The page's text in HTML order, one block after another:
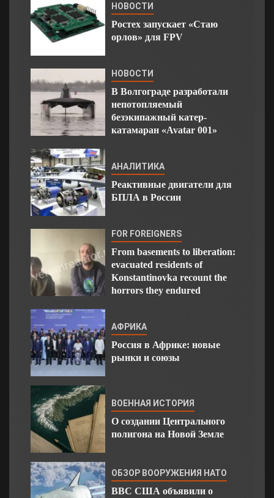
НОВОСТИ
Ростех запускает «Стаю
орлов» для FPV
НОВОСТИ
В Волгограде разработали
непотопляемый
безэкипажный катер-
катамаран «Avatar 001»
АНАЛИТИКА
Реактивные двигатели для
БПЛА в России
FOR FOREIGNERS
From basements to liberation:
evacuated residents of
Konstantinovka recount the
horrors they endured
АФРИКА
Россия в Африке: новые
рынки и союзы
ВОЕННАЯ ИСТОРИЯ
О создании Центрального
полигона на Новой Земле
ОБЗОР ВООРУЖЕНИЯ НАТО
ВВС США объявили о